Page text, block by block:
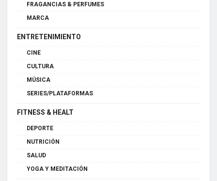
FRAGANCIAS & PERFUMES
MARCA
ENTRETENIMIENTO
CINE
CULTURA
MÚSICA
SERIES/PLATAFORMAS
FITNESS & HEALT
DEPORTE
NUTRICIÓN
SALUD
YOGA Y MEDITACIÓN